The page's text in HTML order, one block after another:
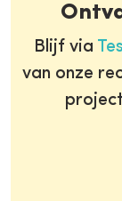
Blijf via
van onze